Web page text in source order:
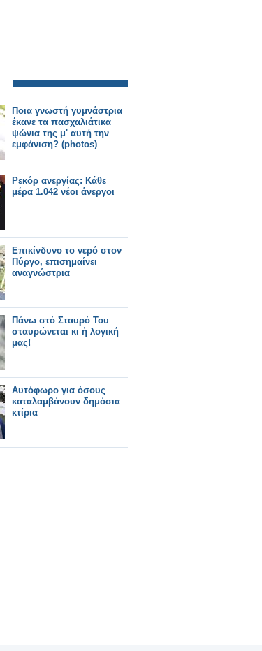
Ποια γνωστή γυμνάστρια
έκανε τα πασχαλιάτικα
ψώνια της μ' αυτή την
εμφάνιση? (photos)
Ρεκόρ ανεργίας: Κάθε
μέρα 1.042 νέοι άνεργοι
Επικίνδυνο το νερό στον
Πύργο, επισημαίνει
αναγνώστρια
Πάνω στό Σταυρό Του
σταυρώνεται κι ἡ λογική
μας!
Αυτόφωρο για όσους
καταλαμβάνουν δημόσια
κτίρια